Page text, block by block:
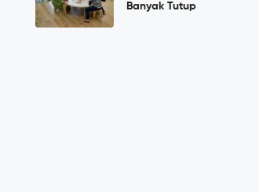
Banyak Tutup